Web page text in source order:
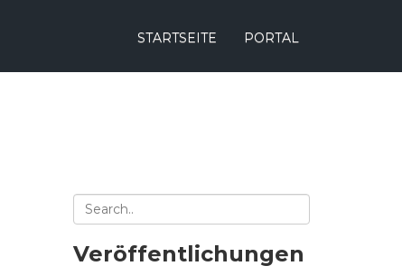
STARTSEITE PORTAL
Veröffentlichungen